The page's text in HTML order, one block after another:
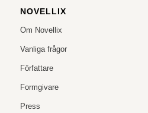
NOVELLIX
Om Novellix
Vanliga frågor
Författare
Formgivare
Press